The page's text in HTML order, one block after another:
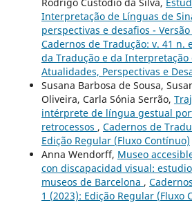
Interpretação de Línguas de
perspectivas e desafios -
Cadernos de Tradução: v. 41 n.
da Tradução e da Interpretação
Atualidades, Perspectivas e
Susana Barbosa de Sousa,
Oliveira, Carla Sónia Serrão,
intérprete de língua gestual
retrocessos , Cadernos de
Edição Regular (Fluxo Contínuo)
Anna Wendorff, Museo
con discapacidad visual:
museos de Barcelona ,
1 (2023): Edição Regular (Fluxo